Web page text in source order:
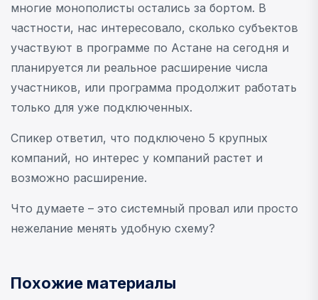
многие монополисты остались за бортом. В
частности, нас интересовало, сколько субъектов
участвуют в программе по Астане на сегодня и
планируется ли реальное расширение числа
участников, или программа продолжит работать
только для уже подключенных.
Спикер ответил, что подключено 5 крупных
компаний, но интерес у компаний растет и
возможно расширение.
Что думаете – это системный провал или просто
нежелание менять удобную схему?
Похожие материалы